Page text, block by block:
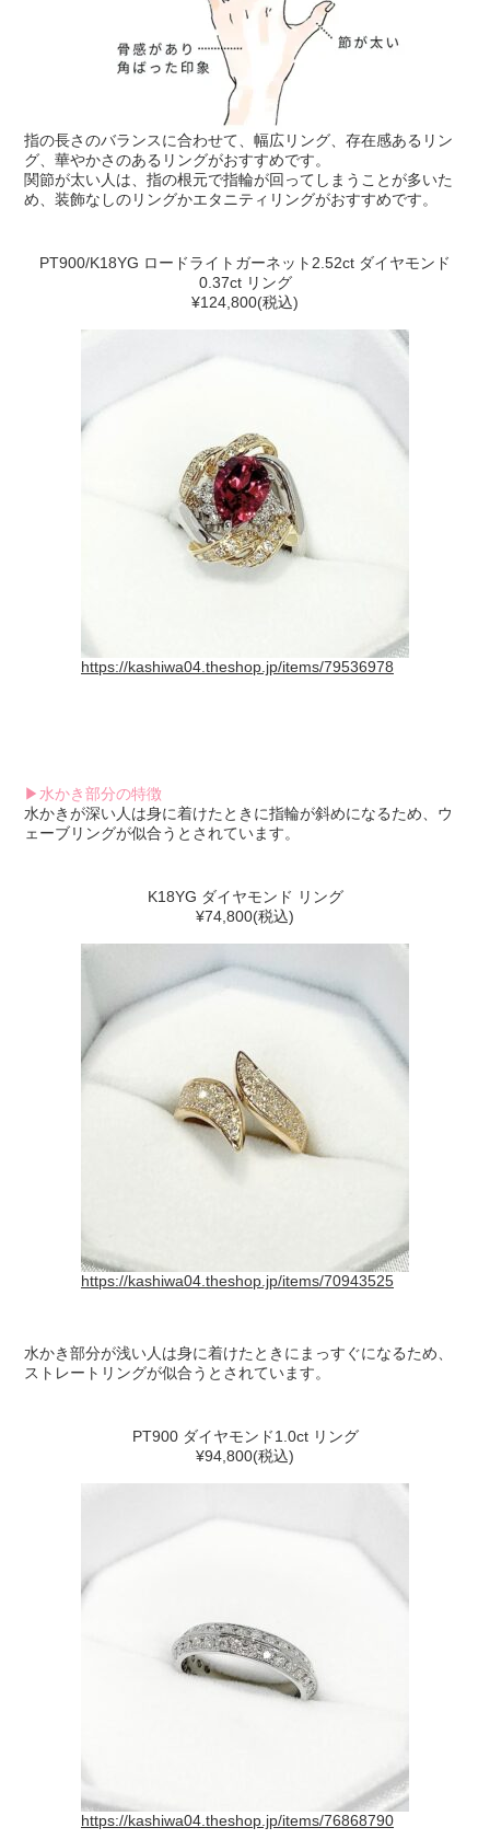
指の長さのバランスに合わせて、幅広リング、存在感あるリン
グ、華やかさのあるリングがおすすめです。
関節が太い人は、指の根元で指輪が回ってしまうことが多いた
め、装飾なしのリングかエタニティリングがおすすめです。
PT900/K18YG ロードライトガーネット2.52ct ダイヤモンド
0.37ct リング
¥124,800(税込)
https://kashiwa04.theshop.jp/items/79536978
▶水かき部分の特徴
水かきが深い人は身に着けたときに指輪が斜めになるため、ウ
ェーブリングが似合うとされています。
K18YG ダイヤモンド リング
¥74,800(税込)
https://kashiwa04.theshop.jp/items/70943525
水かき部分が浅い人は身に着けたときにまっすぐになるため、
ストレートリングが似合うとされています。
PT900 ダイヤモンド1.0ct リング
¥94,800(税込)
https://kashiwa04.theshop.jp/items/76868790